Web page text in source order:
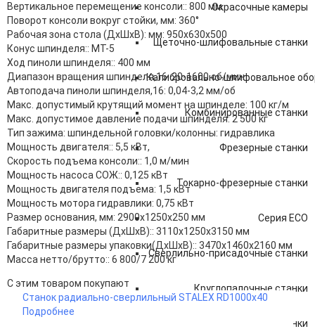
Окрасочные камеры
Щеточно-шлифовальные станки
Калибровально-шлифовальное
Комбинированные станки
Фрезерные станки
Токарно-фрезерные станки
Серия ECO
Сверлильно-присадочные станки
Круглопалочные станки
Рейсмусовые станки
Вертикальное перемещение консоли:: 800 мм
Поворот консоли вокруг стойки, мм: 360°
Рабочая зона стола (ДхШхВ): мм: 950х630х500
Конус шпинделя:: MТ-5
Ход пиноли шпинделя:: 400 мм
Диапазон вращения шпинделя,16: 20-1600 об/мин
Автоподача пиноли шпинделя,16: 0,04-3,2 мм/об
Макс. допустимый крутящий момент на шпинделе: 100 кг/м
Макс. допустимое давление подачи шпинделя: 2 500 кг
Тип зажима: шпиндельной головки/колонны: гидравлика
Мощность двигателя:: 5,5 кВт,
Скорость подъема консоли:: 1,0 м/мин
Мощность насоса СОЖ:: 0,125 кВт
Мощность двигателя подъема: 1,5 кВт
Мощность мотора гидравлики: 0,75 кВт
Размер основания, мм: 2900х1250х250 мм
Габаритные размеры (ДхШхВ):: 3110х1250х3150 мм
Габаритные размеры упаковки(ДхШхВ):: 3470х1460х2160 мм
Масса нетто/брутто:: 6 800/7 200 кг
С этим товаром покупают
Станок радиально-сверлильный STALEX RD1000x40
Подробнее